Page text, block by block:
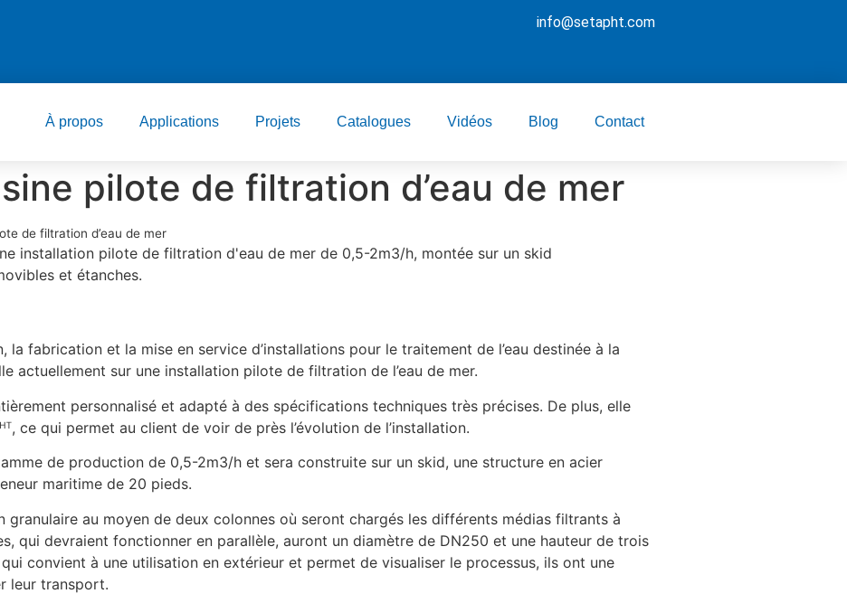
info@setapht.com
À propos Applications Projets Catalogues Vidéos Blog Contact
pilote de filtration d’eau de mer
de filtration d’eau de mer
installation pilote de filtration d'eau de mer de 0,5-2m3/h, montée sur un skid
et étanches.
la fabrication et la mise en service d’installations pour le traitement de l’eau destinée à la
actuellement sur une installation pilote de filtration de l’eau de mer.
personnalisé et adapté à des spécifications techniques très précises. De plus, elle
ce qui permet au client de voir de près l’évolution de l’installation.
de production de 0,5-2m3/h et sera construite sur un skid, une structure en acier
maritime de 20 pieds.
au moyen de deux colonnes où seront chargés les différents médias filtrants à
qui devraient fonctionner en parallèle, auront un diamètre de DN250 et une hauteur de trois
convient à une utilisation en extérieur et permet de visualiser le processus, ils ont une
leur transport.